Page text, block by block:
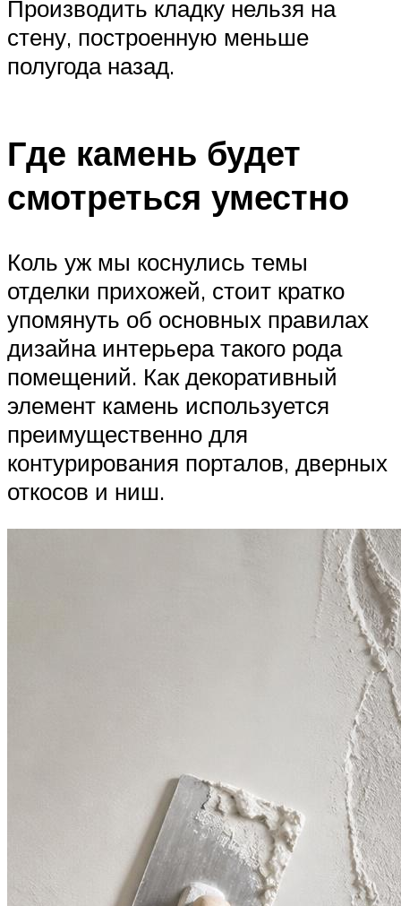
Производить кладку нельзя на
стену, построенную меньше
полугода назад.
Где камень будет
смотреться уместно
Коль уж мы коснулись темы
отделки прихожей, стоит кратко
упомянуть об основных правилах
дизайна интерьера такого рода
помещений. Как декоративный
элемент камень используется
преимущественно для
контурирования порталов, дверных
откосов и ниш.